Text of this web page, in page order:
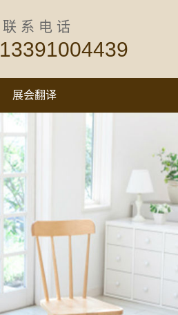
联系电话
13391004439
展会翻译